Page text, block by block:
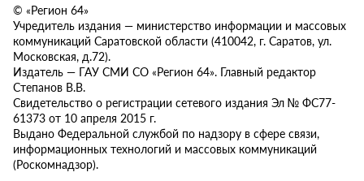
© «Регион 64»
Учредитель издания — министерство информации и массовых
коммуникаций Саратовской области (410042, г. Саратов, ул.
Московская, д.72).
Издатель — ГАУ СМИ СО «Регион 64». Главный редактор
Степанов В.В.
Свидетельство о регистрации сетевого издания Эл № ФС77-
61373 от 10 апреля 2015 г.
Выдано Федеральной службой по надзору в сфере связи,
информационных технологий и массовых коммуникаций
(Роскомнадзор).